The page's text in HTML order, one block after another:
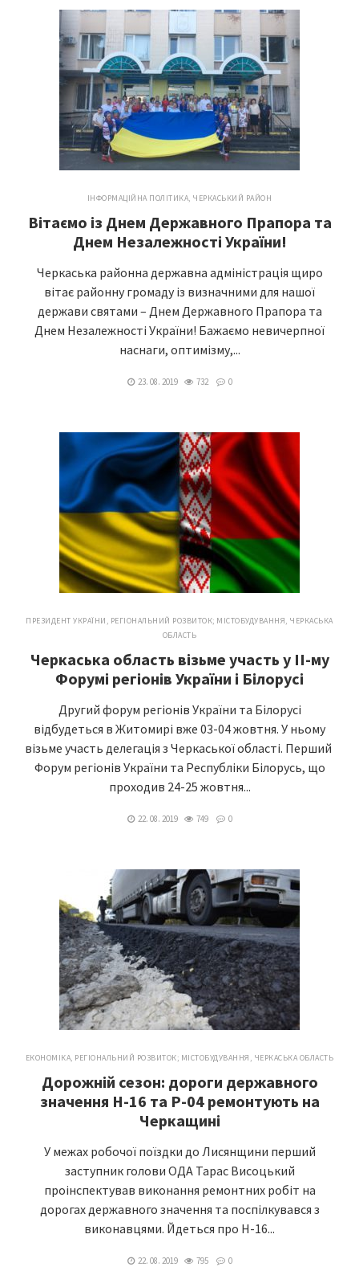
ІНФОРМАЦІЙНА ПОЛІТИКА, ЧЕРКАСЬКИЙ РАЙОН
Вітаємо із Днем Державного Прапора та
Днем Незалежності України!
Черкаська районна державна адміністрація щиро
вітає районну громаду із визначними для нашої
держави святами – Днем Державного Прапора та
Днем Незалежності України! Бажаємо невичерпної
наснаги, оптимізму,...
23. 08. 2019 732 0
ПРЕЗИДЕНТ УКРАЇНИ , РЕГІОНАЛЬНИЙ РОЗВИТОК; МІСТОБУДУВАННЯ, ЧЕРКАСЬКА
ОБЛАСТЬ
Черкаська область візьме участь у ІІ-му
Форумі регіонів України і Білорусі
Другий форум регіонів України та Білорусі
відбудеться в Житомирі вже 03-04 жовтня. У ньому
візьме участь делегація з Черкаської області. Перший
Форум регіонів України та Республіки Білорусь, що
проходив 24-25 жовтня...
22. 08. 2019 749 0
ЕКОНОМІКА, РЕГІОНАЛЬНИЙ РОЗВИТОК; МІСТОБУДУВАННЯ , ЧЕРКАСЬКА ОБЛАСТЬ
Дорожній сезон: дороги державного
значення Н-16 та Р-04 ремонтують на
Черкащині
У межах робочої поїздки до Лисянщини перший
заступник голови ОДА Тарас Висоцький
проінспектував виконання ремонтних робіт на
дорогах державного значення та поспілкувався з
виконавцями. Йдеться про Н-16...
22. 08. 2019 795 0